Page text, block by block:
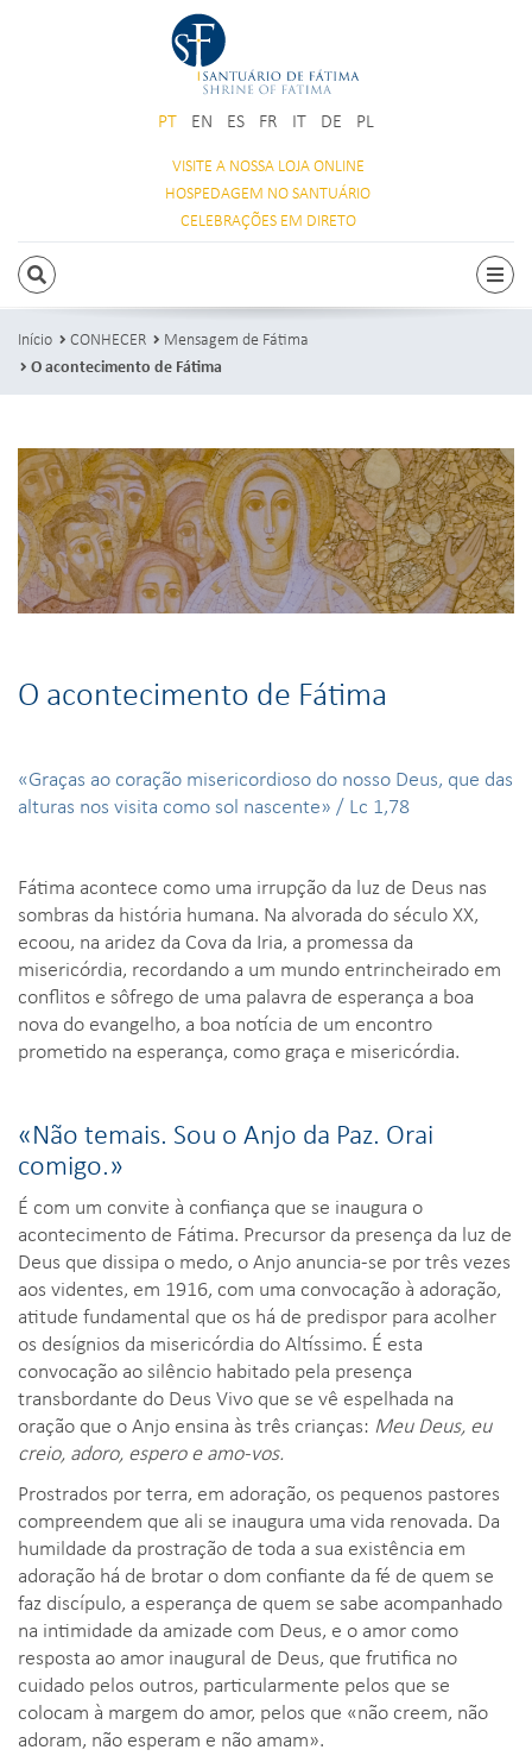
PT EN ES FR IT DE PL
VISITE A NOSSA LOJA ONLINE
HOSPEDAGEM NO SANTUÁRIO
CELEBRAÇÕES EM DIRETO
PESQUISAR
Início CONHECER
Mensagem de Fátima
O acontecimento de Fátima
O acontecimento de Fátima
«Graças ao coração misericordioso do nosso Deus, que das
alturas nos visita como sol nascente» / Lc 1,78
Fátima acontece como uma irrupção da luz de Deus nas
sombras da história humana. Na alvorada do século XX,
ecoou, na aridez da Cova da Iria, a promessa da
misericórdia, recordando a um mundo entrincheirado em
conflitos e sôfrego de uma palavra de esperança a boa
nova do evangelho, a boa notícia de um encontro
prometido na esperança, como graça e misericórdia.
«Não temais. Sou o Anjo da Paz. Orai
comigo.»
É com um convite à confiança que se inaugura o
acontecimento de Fátima. Precursor da presença da luz de
Deus que dissipa o medo, o Anjo anuncia-se por três vezes
aos videntes, em 1916, com uma convocação à adoração,
atitude fundamental que os há de predispor para acolher
os desígnios da misericórdia do Altíssimo. É esta
convocação ao silêncio habitado pela presença
transbordante do Deus Vivo que se vê espelhada na
oração que o Anjo ensina às três crianças: Meu Deus, eu
creio, adoro, espero e amo-vos.
Prostrados por terra, em adoração, os pequenos pastores
compreendem que ali se inaugura uma vida renovada. Da
humildade da prostração de toda a sua existência em
adoração há de brotar o dom confiante da fé de quem se
faz discípulo, a esperança de quem se sabe acompanhado
na intimidade da amizade com Deus, e o amor como
resposta ao amor inaugural de Deus, que frutifica no
cuidado pelos outros, particularmente pelos que se
colocam à margem do amor, pelos que «não creem, não
adoram, não esperam e não amam».